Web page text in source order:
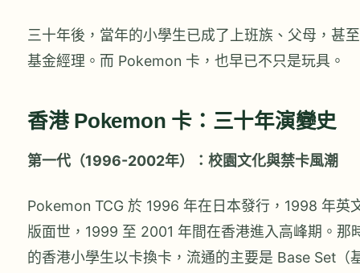
三十年後，當年的小學生已成了上班族、父母，甚至
基金經理。而 Pokemon 卡，也早已不只是玩具。
香港 Pokemon 卡：三十年演變史
第一代（1996-2002年）：校園文化與禁卡風潮
Pokemon TCG 於 1996 年在日本發行，1998 年英
版面世，1999 至 2001 年間在香港進入高峰期。那
的香港小學生以卡換卡，流通的主要是 Base Set（